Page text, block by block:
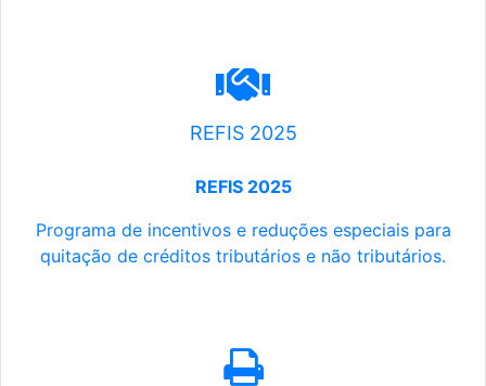
REFIS 2025
REFIS 2025
Programa de incentivos e reduções especiais para
quitação de créditos tributários e não tributários.